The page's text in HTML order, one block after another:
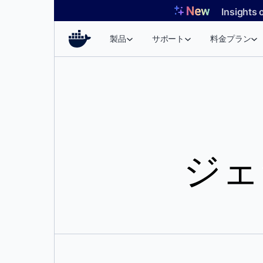
Insights
製品 サポート 料金プラン
ジ